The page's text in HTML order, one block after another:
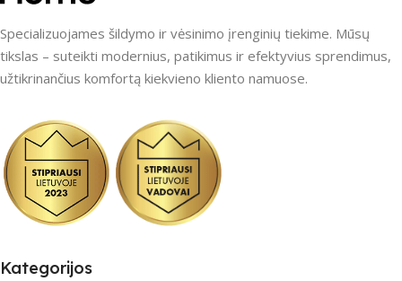
Specializuojames šildymo ir vėsinimo įrenginių tiekime. Mūsų
tikslas – suteikti modernius, patikimus ir efektyvius sprendimus,
užtikrinančius komfortą kiekvieno kliento namuose.
Kategorijos